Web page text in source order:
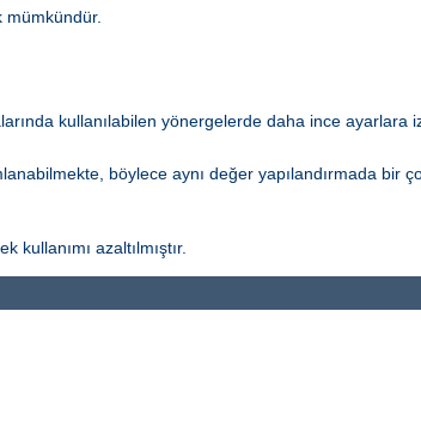
mümkündür.
kullanılabilen yönergelerde daha ince ayarlara
böylece aynı değer yapılandırmada bir
azaltılmıştır.